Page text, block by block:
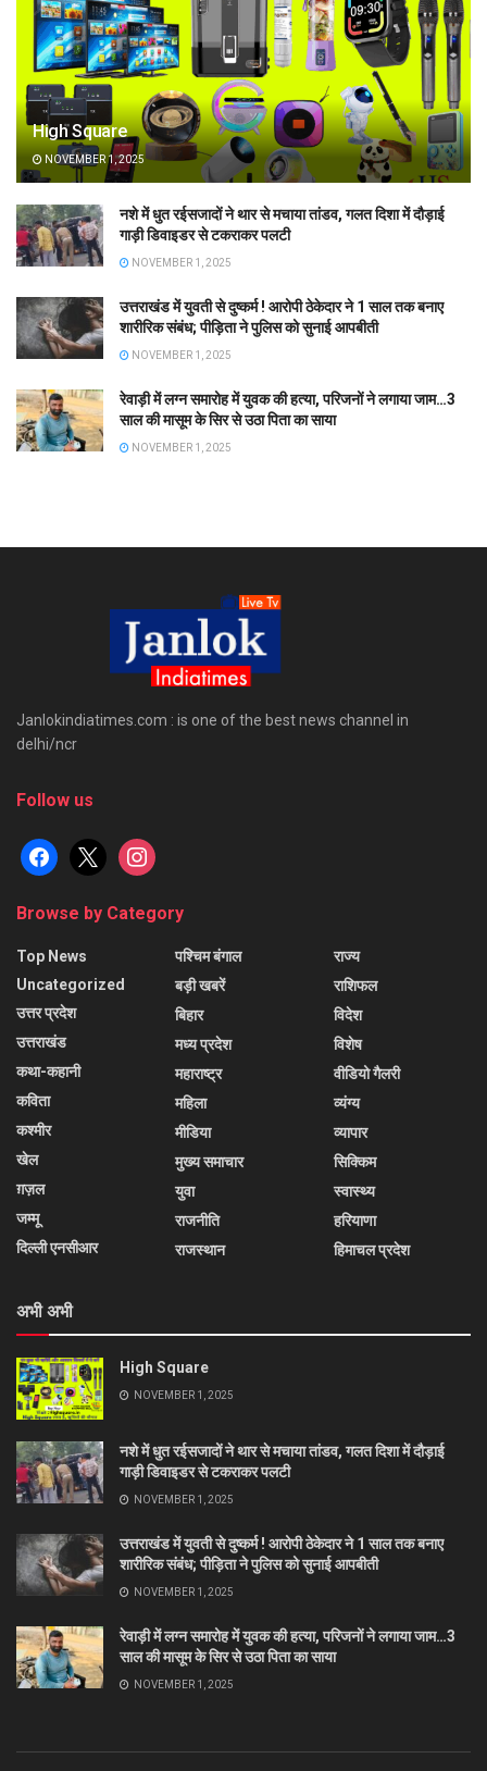
High Square
NOVEMBER 1, 2025
नशे में धुत रईसजादों ने थार से मचाया तांडव, गलत दिशा में दौड़ाई
गाड़ी डिवाइडर से टकराकर पलटी
NOVEMBER 1, 2025
उत्तराखंड में युवती से दुष्कर्म ! आरोपी ठेकेदार ने 1 साल तक बनाए
शारीरिक संबंध; पीड़िता ने पुलिस को सुनाई आपबीती
NOVEMBER 1, 2025
रेवाड़ी में लग्न समारोह में युवक की हत्या, परिजनों ने लगाया जाम…3
साल की मासूम के सिर से उठा पिता का साया
NOVEMBER 1, 2025
Janlokindiatimes.com : is one of the best news channel in
delhi/ncr
Follow us
facebook
x instagram
Browse by Category
Top News
Uncategorized
उत्तर प्रदेश
उत्तराखंड
कथा-कहानी
कविता
कश्मीर
खेल
ग़ज़ल
जम्मू
दिल्ली एनसीआर
पश्चिम बंगाल
बड़ी खबरें
बिहार
मध्य प्रदेश
महाराष्ट्र
महिला
मीडिया
मुख्य समाचार
युवा
राजनीति
राजस्थान
राज्य
राशिफल
विदेश
विशेष
वीडियो गैलरी
व्यंग्य
व्यापार
सिक्किम
स्वास्थ्य
हरियाणा
हिमाचल प्रदेश
अभी अभी
High Square
NOVEMBER 1, 2025
नशे में धुत रईसजादों ने थार से मचाया तांडव, गलत दिशा में दौड़ाई
गाड़ी डिवाइडर से टकराकर पलटी
NOVEMBER 1, 2025
उत्तराखंड में युवती से दुष्कर्म ! आरोपी ठेकेदार ने 1 साल तक बनाए
शारीरिक संबंध; पीड़िता ने पुलिस को सुनाई आपबीती
NOVEMBER 1, 2025
रेवाड़ी में लग्न समारोह में युवक की हत्या, परिजनों ने लगाया जाम…3
साल की मासूम के सिर से उठा पिता का साया
NOVEMBER 1, 2025